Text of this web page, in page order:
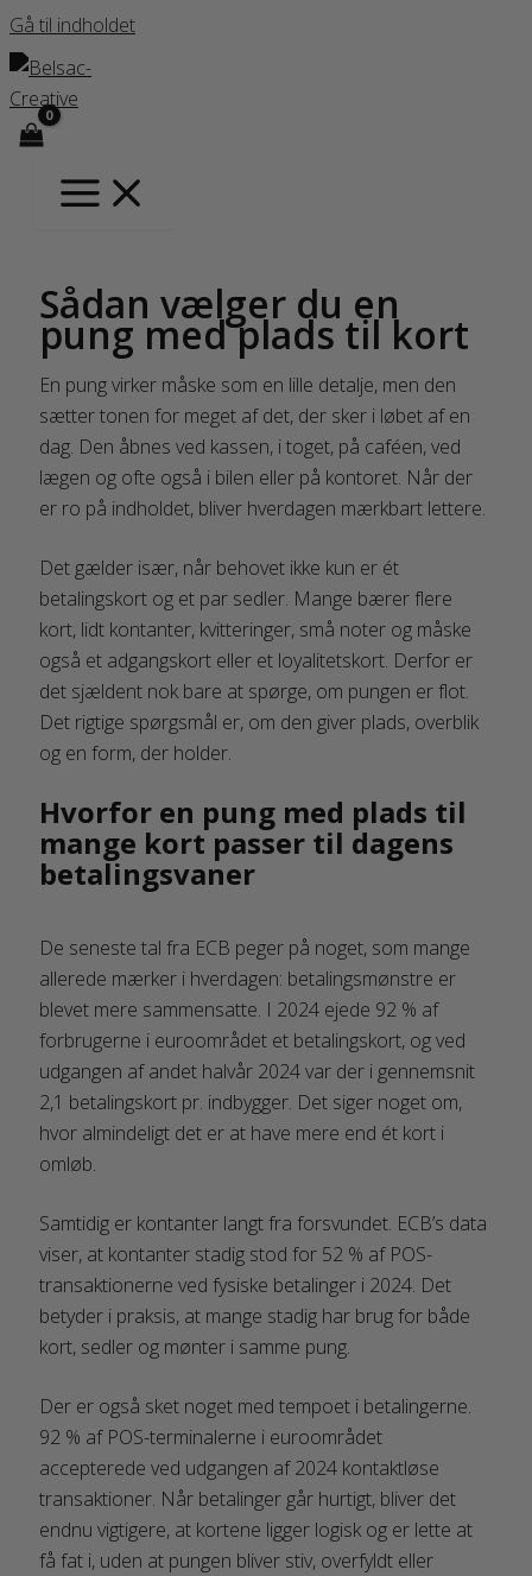
Gå til indholdet
Sådan vælger du en
pung med plads til kort
En pung virker måske som en lille detalje, men den
sætter tonen for meget af det, der sker i løbet af en
dag. Den åbnes ved kassen, i toget, på caféen, ved
lægen og ofte også i bilen eller på kontoret. Når der
er ro på indholdet, bliver hverdagen mærkbart lettere.
Det gælder især, når behovet ikke kun er ét
betalingskort og et par sedler. Mange bærer flere
kort, lidt kontanter, kvitteringer, små noter og måske
også et adgangskort eller et loyalitetskort. Derfor er
det sjældent nok bare at spørge, om pungen er flot.
Det rigtige spørgsmål er, om den giver plads, overblik
og en form, der holder.
Hvorfor en pung med plads til
mange kort passer til dagens
betalingsvaner
De seneste tal fra ECB peger på noget, som mange
allerede mærker i hverdagen: betalingsmønstre er
blevet mere sammensatte. I 2024 ejede 92 % af
forbrugerne i euroområdet et betalingskort, og ved
udgangen af andet halvår 2024 var der i gennemsnit
2,1 betalingskort pr. indbygger. Det siger noget om,
hvor almindeligt det er at have mere end ét kort i
omløb.
Samtidig er kontanter langt fra forsvundet. ECB’s data
viser, at kontanter stadig stod for 52 % af POS-
transaktionerne ved fysiske betalinger i 2024. Det
betyder i praksis, at mange stadig har brug for både
kort, sedler og mønter i samme pung.
Der er også sket noget med tempoet i betalingerne.
92 % af POS-terminalerne i euroområdet
accepterede ved udgangen af 2024 kontaktløse
transaktioner. Når betalinger går hurtigt, bliver det
endnu vigtigere, at kortene ligger logisk og er lette at
få fat i, uden at pungen bliver stiv, overfyldt eller